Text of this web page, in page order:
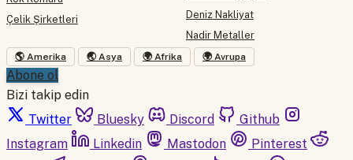
Çelik Şirketleri
Deniz Nakliyat
Nadir Metaller
🌎 Amerika 🌏 Asya 🌍 Afrika 🌍 Avrupa
Abone ol
Bizi takip edin
Twitter
Bluesky Discord
Github
Instagram
Linkedin Mastodon
Pinterest